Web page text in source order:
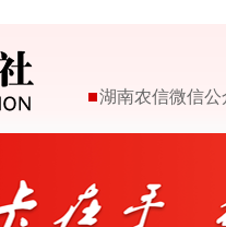
湖南农信微信公